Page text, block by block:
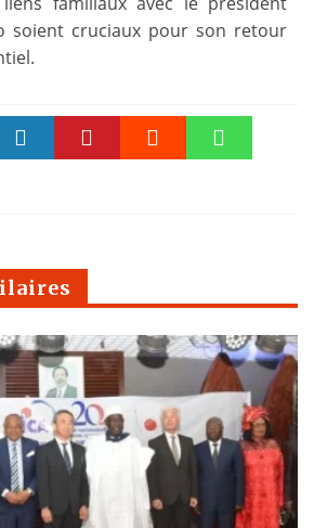
soient cruciaux pour son retour